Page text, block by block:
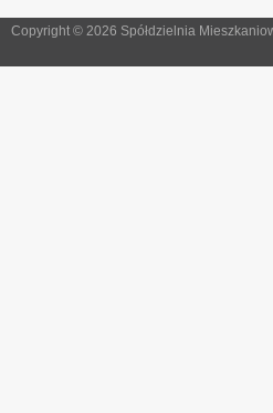
Copyright © 2026 Spółdzielnia